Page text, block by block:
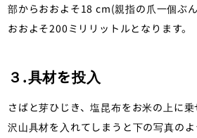
部からおおよそ18 cm(親指の爪一個ぶ
おおよそ200ミリリットルとなります。
３.具材を投入
さばと芽ひじき、塩昆布をお米の上に
沢山具材を入れてしまうと下の写真の